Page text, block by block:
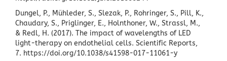
Dungel, P., Mühleder, S., Slezak, P., Rohringer, S., Pill, K.,
Chaudary, S., Priglinger, E., Holnthoner, W., Strassl, M.,
& Redl, H. (2017). The impact of wavelengths of LED
light-therapy on endothelial cells. Scientific Reports,
7. https://doi.org/10.1038/s41598-017-11061-y